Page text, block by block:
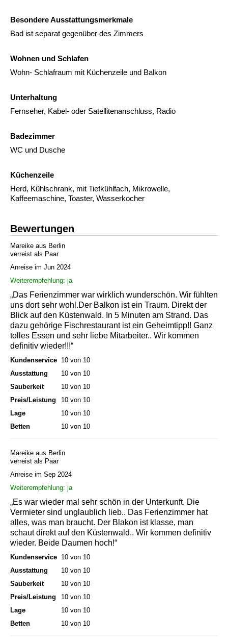
Besondere Ausstattungsmerkmale
Bad ist separat gegenüber des Zimmers
Wohnen und Schlafen
Wohn- Schlafraum mit Küchenzeile und Balkon
Unterhaltung
Fernseher, Kabel- oder Satellitenanschluss, Radio
Badezimmer
WC und Dusche
Küchenzeile
Herd, Kühlschrank, mit Tiefkühlfach, Mikrowelle,
Kaffeemaschine, Toaster, Wasserkocher
Bewertungen
Mareike aus Berlin
verreist als Paar
Anreise im Jun 2024
Weiterempfehlung: ja
„Das Ferienzimmer war wirklich wunderschön. Wir fühlten
uns dort sehr wohl.Der Balkon ist ein Traum. Direkt der
Blick auf den Küstenwald. In 5 Minuten am Strand. Das
dazu gehörige Fischrestaurant ist ein Geheimtipp!! Ganz
tolles Essen und sehr liebe Mitarbeiter.. Wir kommen
definitiv wieder!!!“
Kundenservice 10 von 10
Ausstattung
10 von 10
Sauberkeit
10 von 10
Preis/Leistung
10 von 10
Lage
10 von 10
Betten
10 von 10
Mareike aus Berlin
verreist als Paar
Anreise im Sep 2024
Weiterempfehlung: ja
„Es war wieder mal sehr schön in der Unterkunft. Die
Vermieter sind unglaublich lieb.. Das Ferienzimmer hat
alles, was man braucht. Der Blakon ist klasse, man
schaut direkt auf den Küstenwald.. Wir kommen definitiv
wieder. Beide Daumen hoch!“
Kundenservice 10 von 10
Ausstattung
10 von 10
Sauberkeit
10 von 10
Preis/Leistung
10 von 10
Lage
10 von 10
Betten
10 von 10